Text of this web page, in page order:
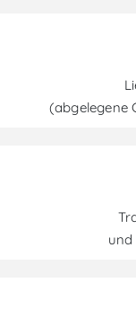
(abgelegene
und